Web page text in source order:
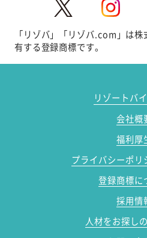
「リゾバ」「リゾバ.com」は
有する登録商標です。
リゾートバ
会社概
福利厚
プライバシーポリ
登録商標に
採用情
人材をお探し